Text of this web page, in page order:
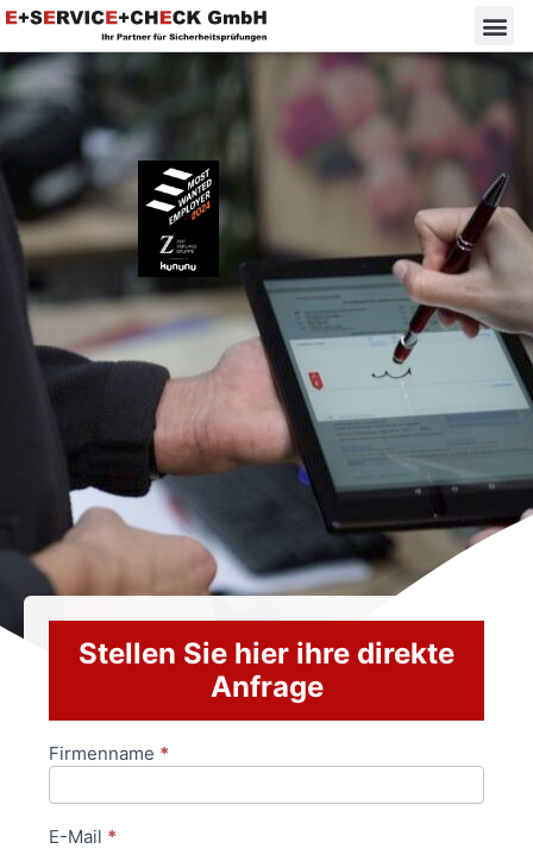
Stellen Sie hier ihre direkte
Anfrage
Anfrageformular
Firmenname *
E-Mail *